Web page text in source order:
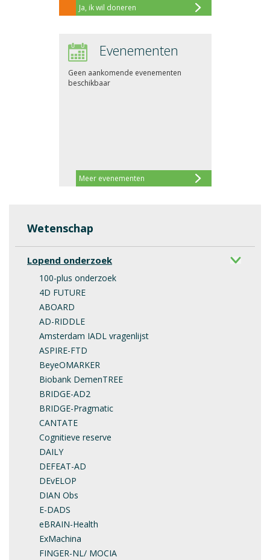
Wetenschap
Lopend onderzoek
100-plus onderzoek
4D FUTURE
ABOARD
AD-RIDDLE
Amsterdam IADL vragenlijst
ASPIRE-FTD
BeyeOMARKER
Biobank DemenTREE
BRIDGE-AD2
BRIDGE-Pragmatic
CANTATE
Cognitieve reserve
DAILY
DEFEAT-AD
DEvELOP
DIAN Obs
E-DADS
eBRAIN-Health
ExMachina
FINGER-NL/ MOCIA
Ja, ik wil doneren
Evenementen
Meer evenementen
Geen aankomende evenementen
beschikbaar